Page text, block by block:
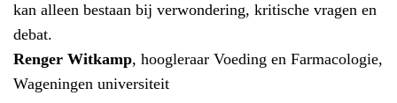
kan alleen bestaan bij verwondering, kritische vragen en
debat.
Renger Witkamp, hoogleraar Voeding en Farmacologie,
Wageningen universiteit